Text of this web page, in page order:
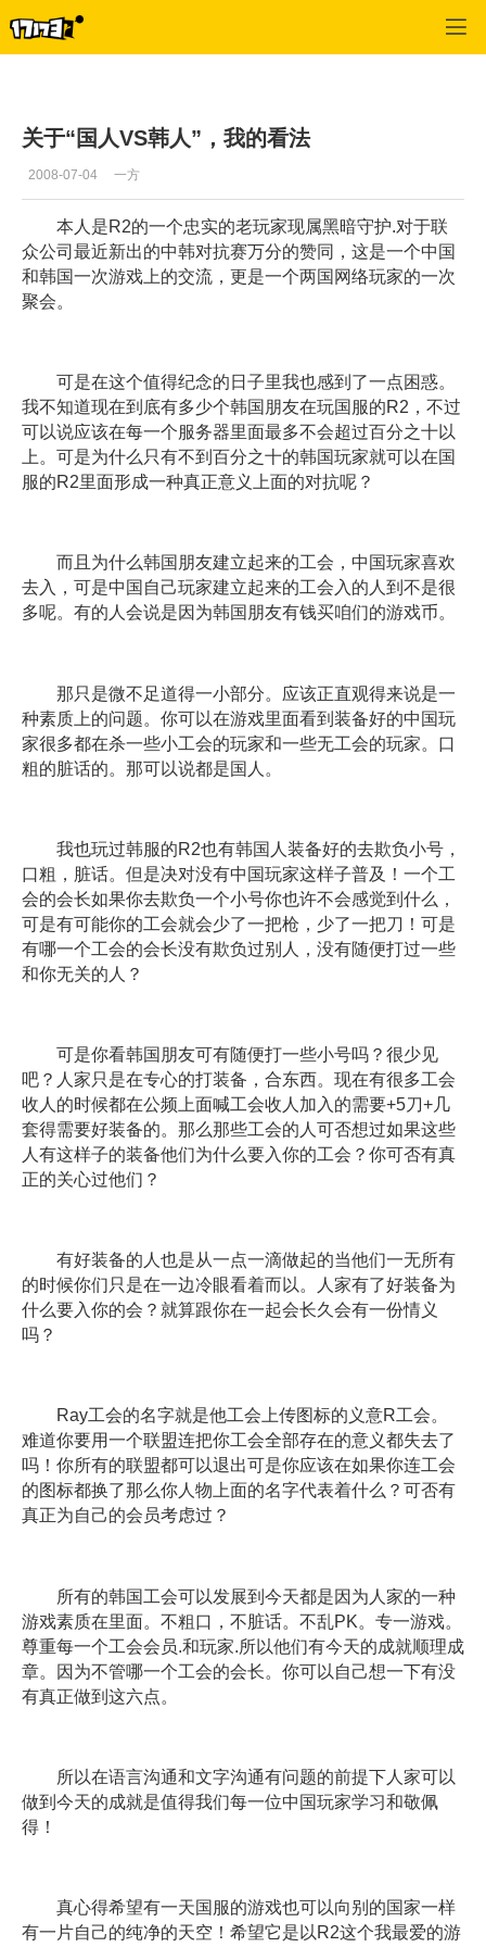
关于“国人VS韩人”，我的看法
2008-07-04 一方
本人是R2的一个忠实的老玩家现属黑暗守护.对于联
众公司最近新出的中韩对抗赛万分的赞同，这是一个中国
和韩国一次游戏上的交流，更是一个两国网络玩家的一次
聚会。
可是在这个值得纪念的日子里我也感到了一点困惑。
我不知道现在到底有多少个韩国朋友在玩国服的R2，不过
可以说应该在每一个服务器里面最多不会超过百分之十以
上。可是为什么只有不到百分之十的韩国玩家就可以在国
服的R2里面形成一种真正意义上面的对抗呢？
而且为什么韩国朋友建立起来的工会，中国玩家喜欢
去入，可是中国自己玩家建立起来的工会入的人到不是很
多呢。有的人会说是因为韩国朋友有钱买咱们的游戏币。
那只是微不足道得一小部分。应该正直观得来说是一
种素质上的问题。你可以在游戏里面看到装备好的中国玩
家很多都在杀一些小工会的玩家和一些无工会的玩家。口
粗的脏话的。那可以说都是国人。
我也玩过韩服的R2也有韩国人装备好的去欺负小号，
口粗，脏话。但是决对没有中国玩家这样子普及！一个工
会的会长如果你去欺负一个小号你也许不会感觉到什么，
可是有可能你的工会就会少了一把枪，少了一把刀！可是
有哪一个工会的会长没有欺负过别人，没有随便打过一些
和你无关的人？
可是你看韩国朋友可有随便打一些小号吗？很少见
吧？人家只是在专心的打装备，合东西。现在有很多工会
收人的时候都在公频上面喊工会收人加入的需要+5刀+几
套得需要好装备的。那么那些工会的人可否想过如果这些
人有这样子的装备他们为什么要入你的工会？你可否有真
正的关心过他们？
有好装备的人也是从一点一滴做起的当他们一无所有
的时候你们只是在一边冷眼看着而以。人家有了好装备为
什么要入你的会？就算跟你在一起会长久会有一份情义
吗？
Ray工会的名字就是他工会上传图标的义意R工会。
难道你要用一个联盟连把你工会全部存在的意义都失去了
吗！你所有的联盟都可以退出可是你应该在如果你连工会
的图标都换了那么你人物上面的名字代表着什么？可否有
真正为自己的会员考虑过？
所有的韩国工会可以发展到今天都是因为人家的一种
游戏素质在里面。不粗口，不脏话。不乱PK。专一游戏。
尊重每一个工会会员.和玩家.所以他们有今天的成就顺理成
章。因为不管哪一个工会的会长。你可以自己想一下有没
有真正做到这六点。
所以在语言沟通和文字沟通有问题的前提下人家可以
做到今天的成就是值得我们每一位中国玩家学习和敬佩
得！
真心得希望有一天国服的游戏也可以向别的国家一样
有一片自己的纯净的天空！希望它是以R2这个我最爱的游